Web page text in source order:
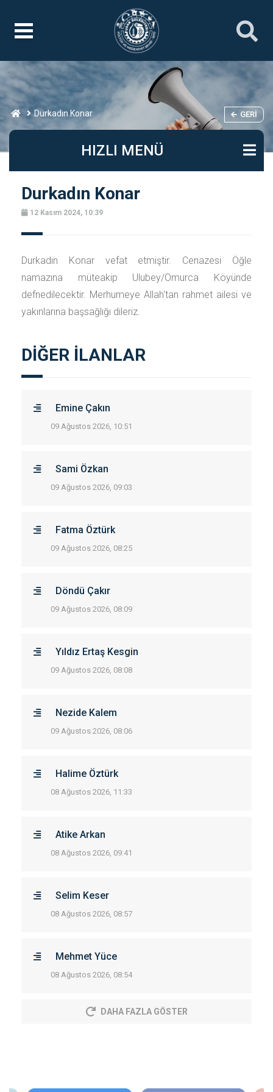
Durkadın Konar GERI
HIZLI MENÜ
Durkadın Konar
12 Kasım 2024, 10:39
Durkadın Konar vefat etmiştir. Cenazesi Öğle
namazına müteakip Ulubey/Omurca Köyünde
defnedilecektir. Merhumeye Allah'tan rahmet ailesi ve
yakınlarına başsağlığı dileriz.
DİĞER İLANLAR
Emine Çakın
09 Ağustos 2026, 10:51
Sami Özkan
09 Ağustos 2026, 09:03
Fatma Öztürk
09 Ağustos 2026, 08:25
Döndü Çakır
09 Ağustos 2026, 08:09
Yıldız Ertaş Kesgin
09 Ağustos 2026, 08:08
Nezide Kalem
09 Ağustos 2026, 08:06
Halime Öztürk
08 Ağustos 2026, 11:33
Atike Arkan
08 Ağustos 2026, 09:41
Selim Keser
08 Ağustos 2026, 08:57
Mehmet Yüce
08 Ağustos 2026, 08:54
DAHA FAZLA GÖSTER